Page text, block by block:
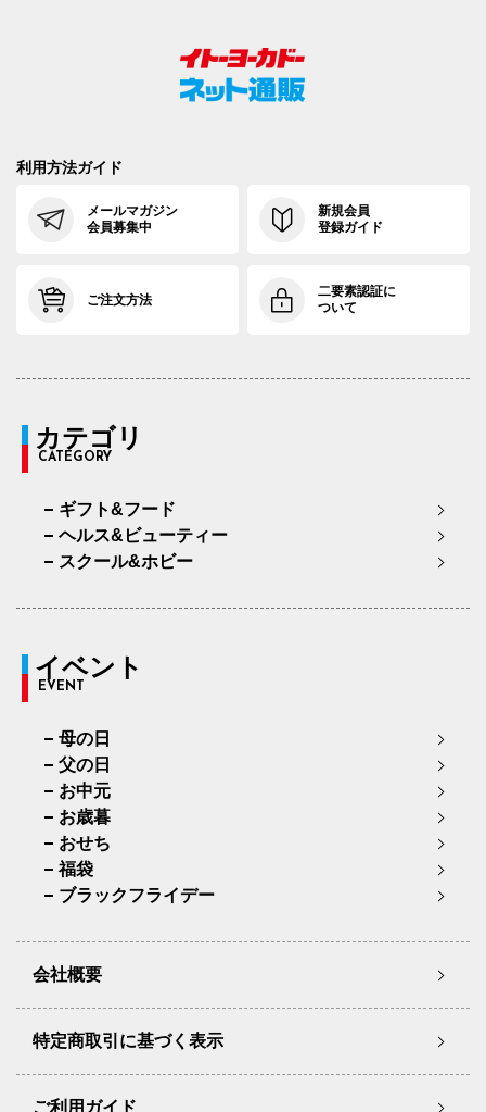
利用方法ガイド
メールマガジン
会員募集中
新規会員
登録ガイド
ご注文方法
二要素認証に
ついて
カテゴリ
CATEGORY
ギフト&フード
ヘルス&ビューティー
スクール&ホビー
イベント
EVENT
母の日
父の日
お中元
お歳暮
おせち
福袋
ブラックフライデー
会社概要
特定商取引に基づく表示
ご利用ガイド